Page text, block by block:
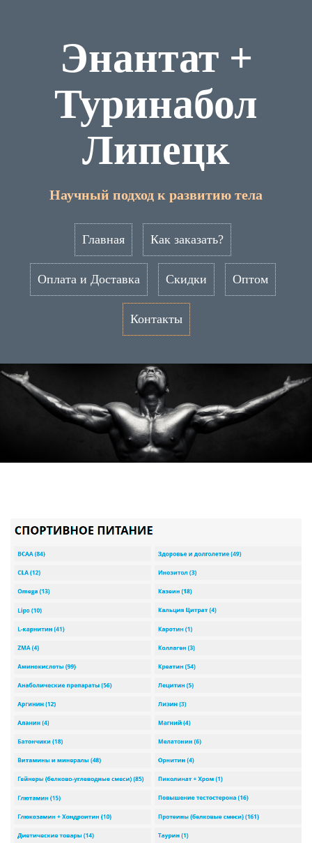
Энантат +
Туринабол
Липецк
Научный подход к развитию тела
Главная Как заказать?
Оплата и Доставка Скидки Оптом
Контакты